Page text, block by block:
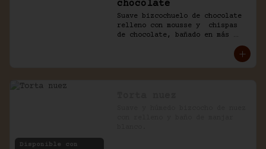
chocolate
Suave bizcochuelo de chocolate
relleno con mousse y  chispas
de chocolate, bañado en más
Disponible con